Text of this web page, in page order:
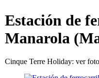
Estación de
Manarola
Cinque Terre Holiday: ver